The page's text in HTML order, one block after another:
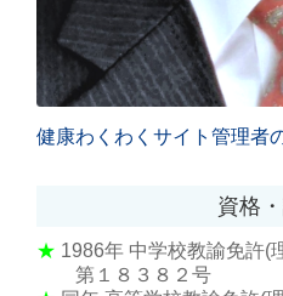
健康わくわくサイト管理者
資格
★ 1986年 中学校教諭免許(
第１８３８２号